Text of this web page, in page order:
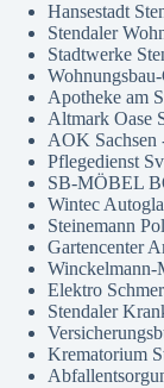
Hansestadt
Stendaler
Stadtwerke
Apotheke am
Altmark Oase
AOK Sachsen
Pflegedienst
SB-MÖBEL
Wintec
Steinemann
Gartencenter
Winckelmann-
Elektro
Stendaler
Krematorium